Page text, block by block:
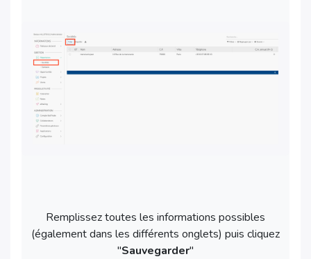
Remplissez toutes les informations possibles
(également dans les différents onglets) puis cliquez
"Sauvegarder"